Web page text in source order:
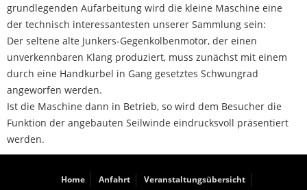
grundlegenden Aufarbeitung wird die kleine Maschine eine
der technisch interessantesten unserer Sammlung sein:
Der seltene alte Junkers-Gegenkolbenmotor, der einen
unverkennbaren Klang produziert, muss zunächst mit einem
durch eine Handkurbel in Gang gesetztes Schwungrad
angeworfen werden.
Ist die Maschine dann in Betrieb, so wird dem Besucher die
Funktion der angebauten Seilwinde eindrucksvoll präsentiert
werden.
Home Anfahrt
Veranstaltungsübersicht